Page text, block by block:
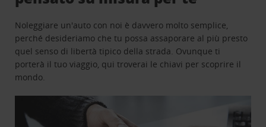
Noleggiare un'auto con noi è davvero molto semplice,
perché desideriamo che tu possa assaporare al più presto
quel senso di libertà tipico della strada. Ovunque ti
porterà il tuo viaggio, qui troverai le chiavi per scoprire il
mondo.